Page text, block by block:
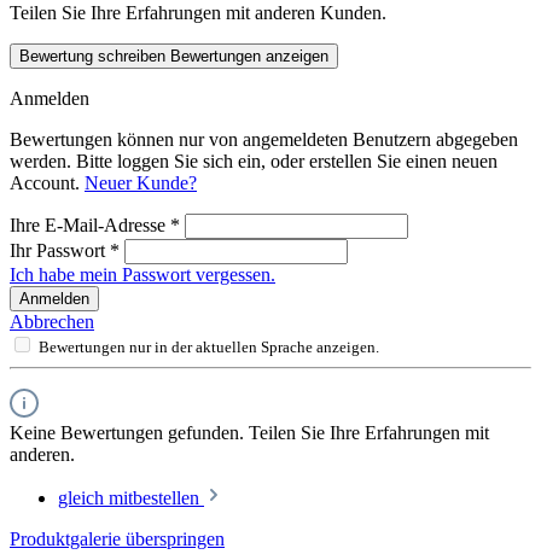
Teilen Sie Ihre Erfahrungen mit anderen Kunden.
Bewertung schreiben Bewertungen anzeigen
Anmelden
Bewertungen können nur von angemeldeten Benutzern abgegeben
werden. Bitte loggen Sie sich ein, oder erstellen Sie einen neuen
Account. Neuer Kunde?
Ihre E-Mail-Adresse *
Ihr Passwort *
Ich habe mein Passwort vergessen.
Anmelden
Abbrechen
Bewertungen nur in der aktuellen Sprache anzeigen.
Keine Bewertungen gefunden. Teilen Sie Ihre Erfahrungen mit
anderen.
gleich mitbestellen
Produktgalerie überspringen